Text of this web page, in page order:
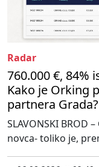
Radar
760.000 €, 84%
Kako je Orking
partnera Grada?
SLAVONSKI BROD
novca- toliko je,